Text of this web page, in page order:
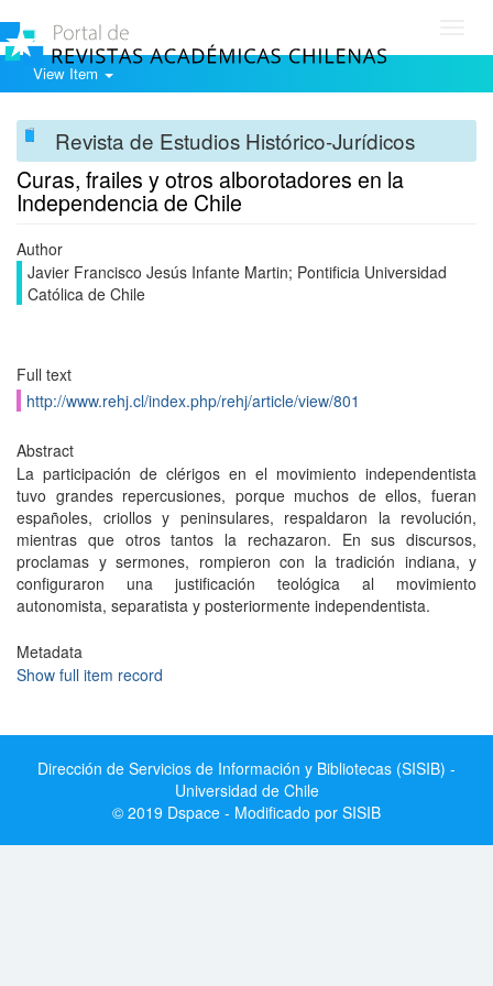
View Item
Revista de Estudios Histórico-Jurídicos
Curas, frailes y otros alborotadores en la
Independencia de Chile
Author
Javier Francisco Jesús Infante Martin; Pontificia Universidad
Católica de Chile
Full text
http://www.rehj.cl/index.php/rehj/article/view/801
Abstract
La participación de clérigos en el movimiento independentista
tuvo grandes repercusiones, porque muchos de ellos, fueran
españoles, criollos y peninsulares, respaldaron la revolución,
mientras que otros tantos la rechazaron. En sus discursos,
proclamas y sermones, rompieron con la tradición indiana, y
configuraron una justificación teológica al movimiento
autonomista, separatista y posteriormente independentista.
Metadata
Show full item record
Dirección de Servicios de Información y Bibliotecas (SISIB) -
Universidad de Chile
© 2019 Dspace - Modificado por SISIB